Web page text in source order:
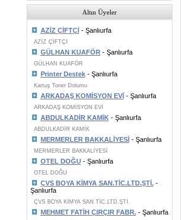
Altın Üyeler
AZİZ ÇİFTÇİ- Şanlıurfa
AZİZ ÇİFTÇİ
GÜLHAN KUAFÖR- Şanlıurfa
GÜLHAN KUAFÖR
Printer Destek- Şanlıurfa
Kartuş Toner Dolumu
ARKADAŞ KOMİSYON EVİ- Şanlıurfa
ARKADAŞ KOMİSYON EVİ
ABDULKADİR KAMİK- Şanlıurfa
ABDULKADİR KAMİK
MERMERLER BAKKALİYESİ- Şanlıurfa
MERMERLER BAKKALİYESİ
OTEL DOĞU- Şanlıurfa
OTEL DOĞU
ÇVS BOYA KİMYA SAN.TİC.LTD.ŞTİ.-
Şanlıurfa
ÇVS BOYA KİMYA SAN.TİC.LTD.ŞTİ.
MEHMET FATİH ÇIRÇIR FABR.- Şanlıurfa